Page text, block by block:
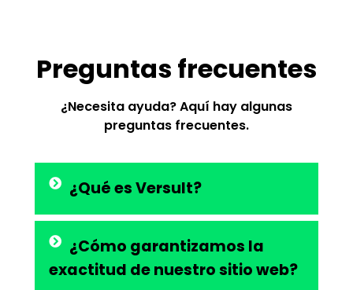
Preguntas frecuentes
¿Necesita ayuda? Aquí hay algunas
preguntas frecuentes.
¿Qué es Versult?
¿Cómo garantizamos la
exactitud de nuestro sitio web?